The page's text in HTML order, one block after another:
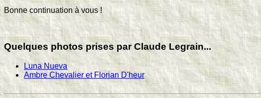
Bonne continuation à vous !
Quelques photos prises par Claude Legrain...
Luna Nueva
Ambre Chevalier et Florian D'heur